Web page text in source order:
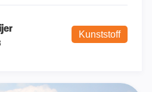
Kunststoff